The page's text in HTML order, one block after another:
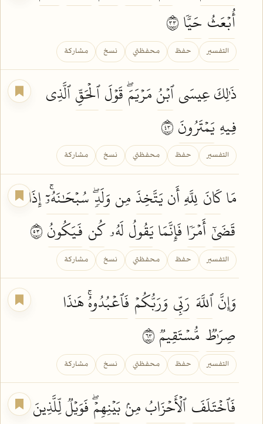
أُبۡعَثُ حَيّٗا
التفسير حفظ محفظتي نسخ مشاركة
ذَٰلِكَ عِيسَىٱبۡنُمَرۡيَمَۖقَوۡلَٱلۡحَقِّٱلَّذِي
فِيهِ يَمۡتَرُونَ
التفسير حفظ محفظتي نسخ مشاركة
مَاكَانَ لِلَّهِأَنيَتَّخِذَ مِن وَلَدٖۖسُبۡحَٰنَهُۥٓۚإِذَا
قَضَىٰٓ أَمۡرٗا فَإِنَّمَايَقُولُ لَهُۥكُن فَيَكُونُ
التفسير حفظ محفظتي نسخ مشاركة
وَإِنَّٱللَّهَ رَبِّي وَرَبُّكُمۡ فَٱعۡبُدُوهُۚهَٰذَا
صِرَٰطٞ مُّسۡتَقِيمٞ
التفسير حفظ محفظتي نسخ مشاركة
فَٱخۡتَلَفَٱلۡأَحۡزَابُمِنۢبَيۡنِهِمۡۖفَوَيۡلٞ لِّلَّذِينَ